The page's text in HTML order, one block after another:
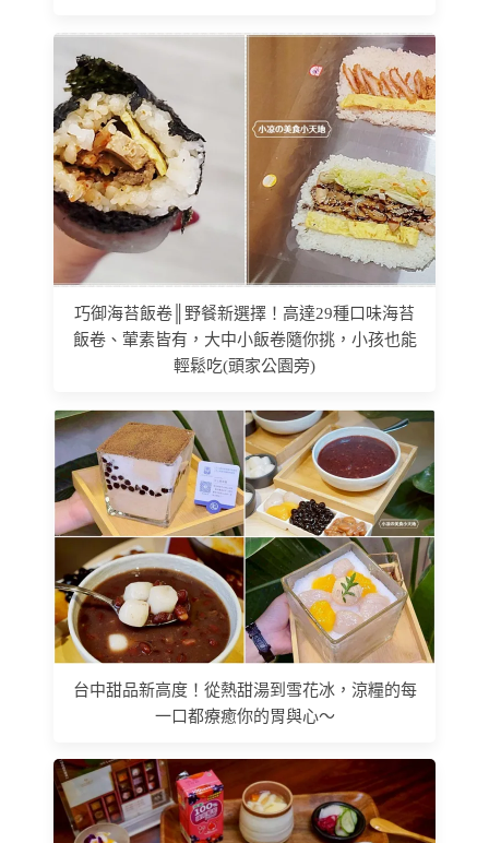
巧御海苔飯卷║野餐新選擇！高達29種口味海苔
飯卷、葷素皆有，大中小飯卷隨你挑，小孩也能
輕鬆吃(頭家公園旁)
台中甜品新高度！從熱甜湯到雪花冰，涼糧的每
一口都療癒你的胃與心～